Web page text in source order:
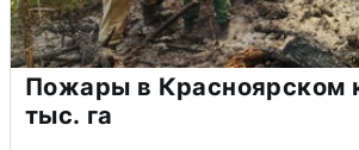
Пожары в Красноярском
тыс. га